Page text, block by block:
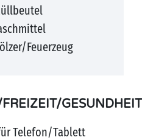
Feuerzeug
GESUNDHEIT
Telefon/Tablett